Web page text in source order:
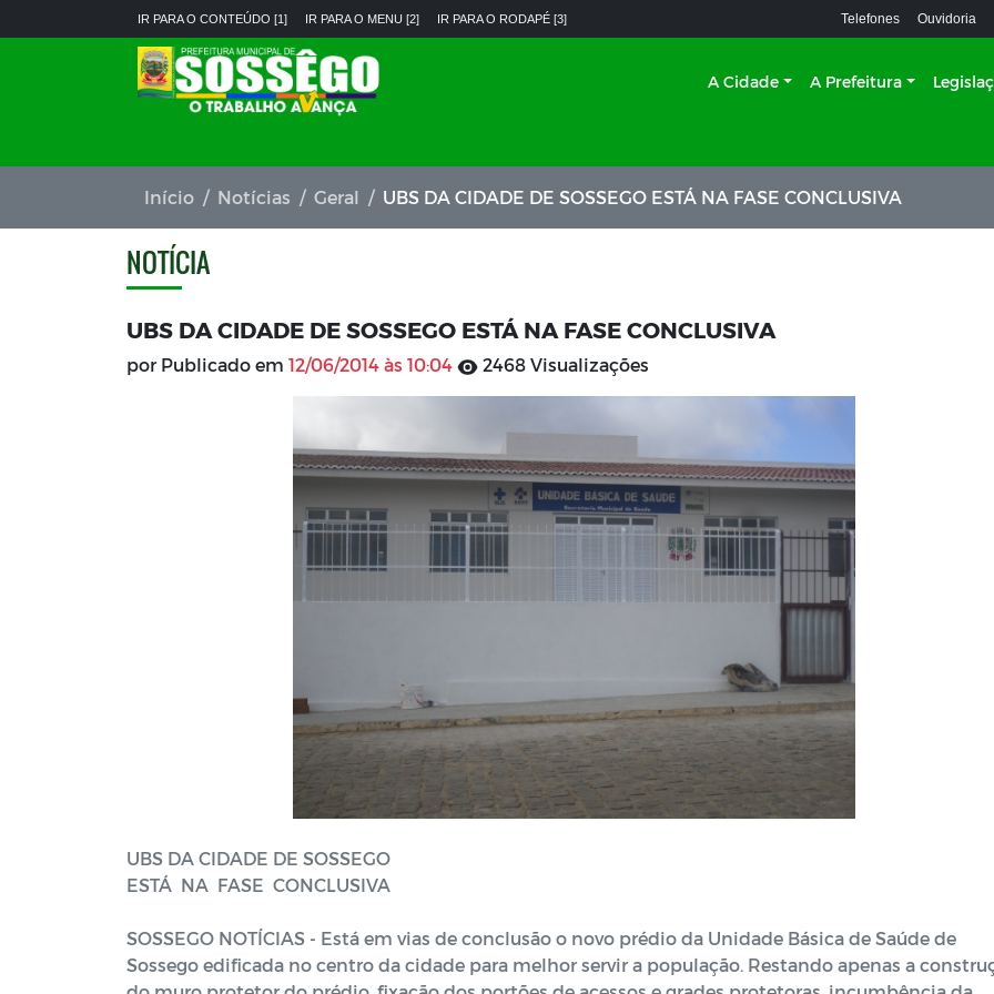
IR PARA O CONTEÚDO [1] IR PARA O MENU [2] IR PARA O RODAPÉ [3] Telefones Ouvidoria
A Cidade A Prefeitura
Início Notícias Geral UBS DA CIDADE DE SOSSEGO ESTÁ NA FASE CONCLUSIVA
NOTÍCIA
UBS DA CIDADE DE SOSSEGO ESTÁ NA FASE CONCLUSIVA
por Publicado em 12/06/2014 às 10:04 2468 Visualizações
UBS DA CIDADE DE SOSSEGO
ESTÁ NA FASE CONCLUSIVA
SOSSEGO NOTÍCIAS - Está em vias de conclusão o novo prédio da Unidade Básica de Saúde de
Sossego edificada no centro da cidade para melhor servir a população. Restando apenas a